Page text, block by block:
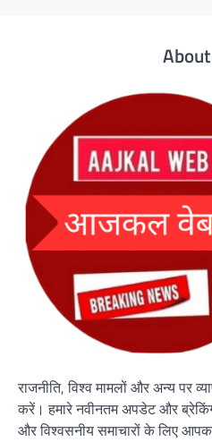
राजनीति, विश्व मामलों और अन्य पर
करें। हमारे नवीनतम अपडेट और
और विश्वसनीय समाचारों के लिए